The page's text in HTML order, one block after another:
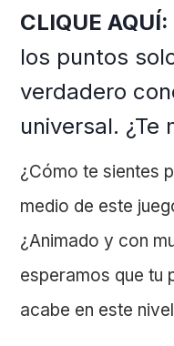
CLIQUE AQUÍ:
los puntos
verdadero
universal. ¿Te
¿Cómo te sientes
medio de este
¿Animado y con
esperamos que tu
acabe en este